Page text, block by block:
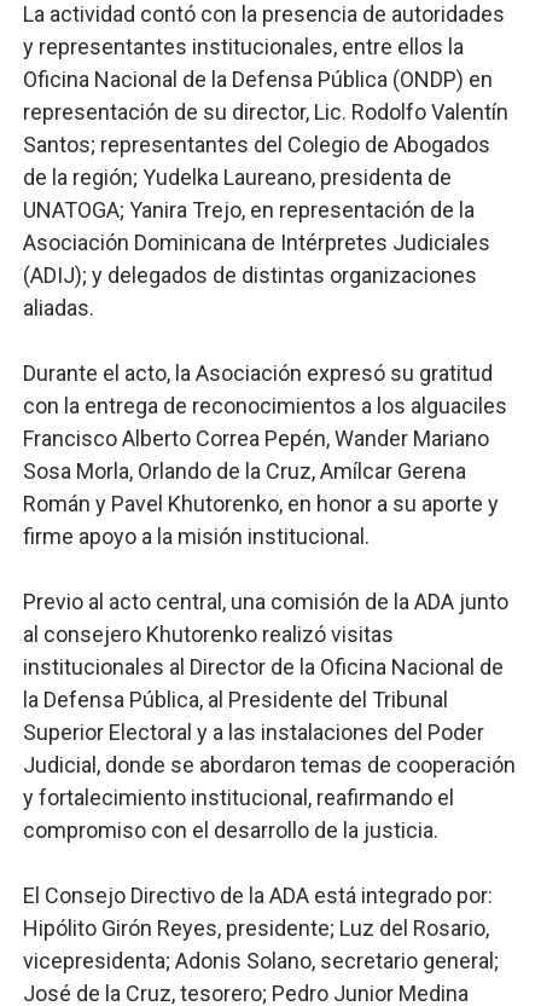
La actividad contó con la presencia de autoridades
y representantes institucionales, entre ellos la
Oficina Nacional de la Defensa Pública (ONDP) en
representación de su director, Lic. Rodolfo Valentín
Santos; representantes del Colegio de Abogados
de la región; Yudelka Laureano, presidenta de
UNATOGA; Yanira Trejo, en representación de la
Asociación Dominicana de Intérpretes Judiciales
(ADIJ); y delegados de distintas organizaciones
aliadas.
Durante el acto, la Asociación expresó su gratitud
con la entrega de reconocimientos a los alguaciles
Francisco Alberto Correa Pepén, Wander Mariano
Sosa Morla, Orlando de la Cruz, Amílcar Gerena
Román y Pavel Khutorenko, en honor a su aporte y
firme apoyo a la misión institucional.
Previo al acto central, una comisión de la ADA junto
al consejero Khutorenko realizó visitas
institucionales al Director de la Oficina Nacional de
la Defensa Pública, al Presidente del Tribunal
Superior Electoral y a las instalaciones del Poder
Judicial, donde se abordaron temas de cooperación
y fortalecimiento institucional, reafirmando el
compromiso con el desarrollo de la justicia.
El Consejo Directivo de la ADA está integrado por:
Hipólito Girón Reyes, presidente; Luz del Rosario,
vicepresidenta; Adonis Solano, secretario general;
José de la Cruz, tesorero; Pedro Junior Medina